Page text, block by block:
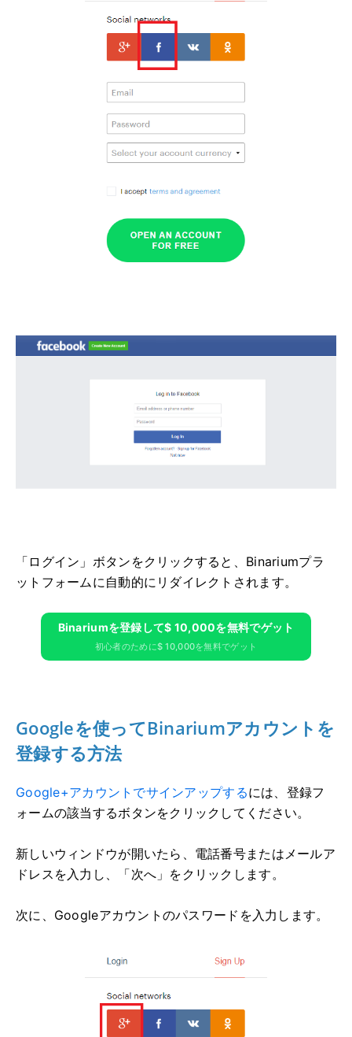
「ログイン」ボタンをクリックすると、Binariumプラ
ットフォームに自動的にリダイレクトされます。
Binariumを登録して$ 10,000を無料でゲット
初心者のために$ 10,000を無料でゲット
Googleを使ってBinariumアカウントを
登録する方法
Google+アカウントでサインアップするには、登録フ
ォームの該当するボタンをクリックしてください。
新しいウィンドウが開いたら、電話番号またはメールア
ドレスを入力し、「次へ」をクリックします。
次に、Googleアカウントのパスワードを入力します。